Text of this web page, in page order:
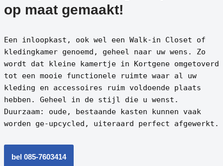
op maat gemaakt!
Een inloopkast, ook wel een Walk-in Closet of
kledingkamer genoemd, geheel naar uw wens. Zo
wordt dat kleine kamertje in Kortgene omgetoverd
tot een mooie functionele ruimte waar al uw
kleding en accessoires ruim voldoende plaats
hebben. Geheel in de stijl die u wenst.
Duurzaam: oude, bestaande kasten kunnen vaak
worden ge-upcycled, uiteraard perfect afgewerkt.
bel 085-7603414